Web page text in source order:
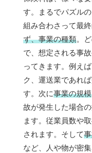
す。まるでパズル
組み合わさって最
ず、事業の種類。
で、想定される事
ってきます。例え
ク、運送業であれ
す。次に事業の規模
故が発生した場合
ます。従業員数や
されます。そして
など、人や物が密